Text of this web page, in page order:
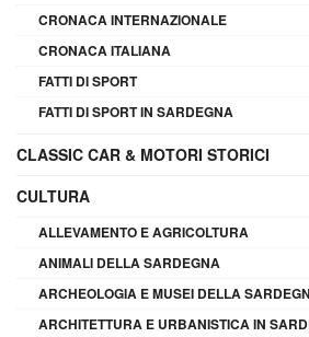
CRONACA INTERNAZIONALE
CRONACA ITALIANA
FATTI DI SPORT
FATTI DI SPORT IN SARDEGNA
CLASSIC CAR & MOTORI STORICI
CULTURA
ALLEVAMENTO E AGRICOLTURA
ANIMALI DELLA SARDEGNA
ARCHEOLOGIA E MUSEI DELLA
ARCHITETTURA E URBANISTICA IN